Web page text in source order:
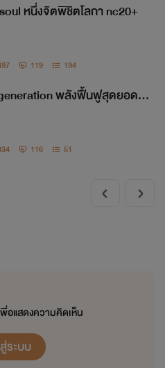
หนึ่งจิตพิชิตโลกา nc20+
119 194
พลังฟื้นฟูสุดยอดN
116 51
อแสดงความคิดเห็น
ระบบ